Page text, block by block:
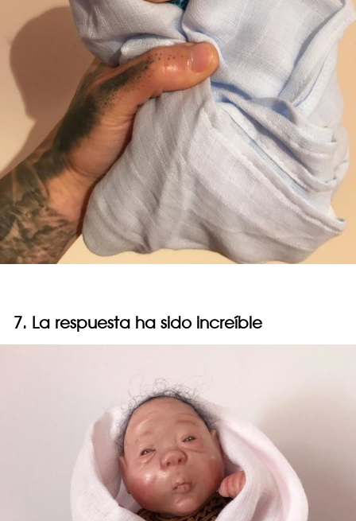
7. La respuesta ha sido increíble